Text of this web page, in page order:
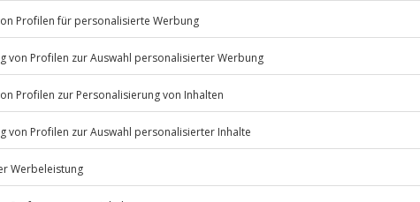
Listenansicht
© OpenStreetMaps